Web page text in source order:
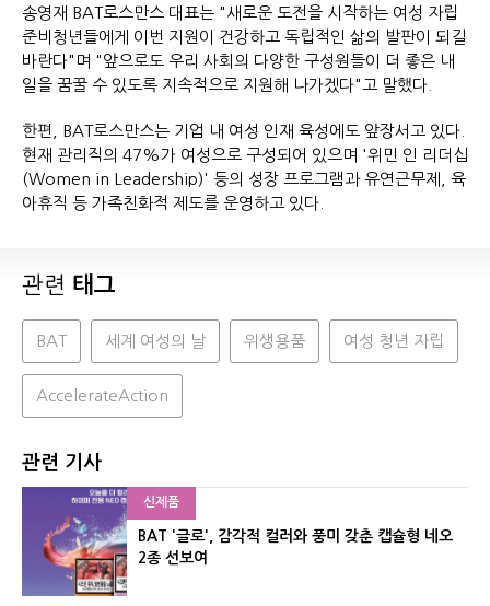
송영재 BAT로스만스 대표는 "새로운 도전을 시작하는 여성 자립
준비청년들에게 이번 지원이 건강하고 독립적인 삶의 발판이 되길
바란다"며 "앞으로도 우리 사회의 다양한 구성원들이 더 좋은 내
일을 꿈꿀 수 있도록 지속적으로 지원해 나가겠다"고 말했다.
한편, BAT로스만스는 기업 내 여성 인재 육성에도 앞장서고 있다.
현재 관리직의 47%가 여성으로 구성되어 있으며 '위민 인 리더십
(Women in Leadership)' 등의 성장 프로그램과 유연근무제, 육
아휴직 등 가족친화적 제도를 운영하고 있다.
관련 태그
BAT 세계 여성의 날 위생용품 여성 청년 자립
AccelerateAction
관련 기사
신제품
BAT '글로', 감각적 컬러와 풍미 갖춘 캡슐형 네오
2종 선보여